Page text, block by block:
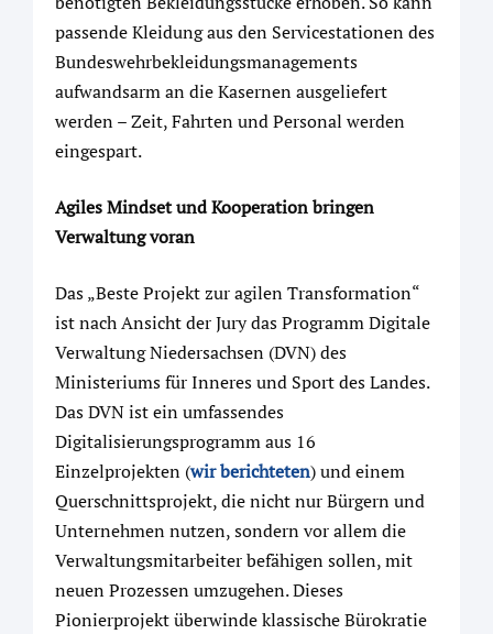
passende Kleidung aus den Servicestationen des
Bundeswehrbekleidungsmanagements
aufwandsarm an die Kasernen ausgeliefert
werden – Zeit, Fahrten und Personal werden
eingespart.
Agiles Mindset und Kooperation bringen
Verwaltung voran
Das „Beste Projekt zur agilen Transformation“
ist nach Ansicht der Jury das Programm Digitale
Verwaltung Niedersachsen (DVN) des
Ministeriums für Inneres und Sport des Landes.
Das DVN ist ein umfassendes
Digitalisierungsprogramm aus 16
Einzelprojekten (wir berichteten) und einem
Querschnittsprojekt, die nicht nur Bürgern und
Unternehmen nutzen, sondern vor allem die
Verwaltungsmitarbeiter befähigen sollen, mit
neuen Prozessen umzugehen. Dieses
Pionierprojekt überwinde klassische Bürokratie